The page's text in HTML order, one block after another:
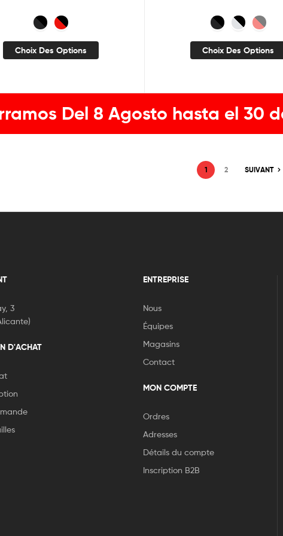
Choix Des Options Choix Des Options
Del 8 Agosto hasta el 30
1 2 SUIVANT
3
D'ACHAT
ENTREPRISE
Nous
Équipes
Magasins
Contact
MON COMPTE
Ordres
Adresses
Détails du compte
Inscription B2B